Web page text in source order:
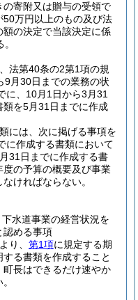
の寄附又は贈与の受領で
万円以上のもの及び法
の決定で当該決定に係
法第40条の2第1項の規
9月30日までの業務の状
に、10月1日から3月31
類を5月31日までに作成
には、次に掲げる事項を
に作成する書類において
31日までに作成する書
の予算の概要及び事業
ければならない。
水道事業の経営状況を
認める事項
り、 第1項に規定する期
る書類を作成すること
長はできるだけ速やか